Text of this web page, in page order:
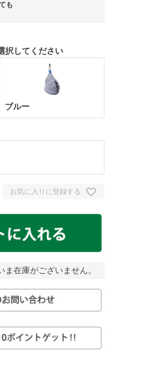
も
択してください
ブルー
お気に入りに登録する
在庫がございません。